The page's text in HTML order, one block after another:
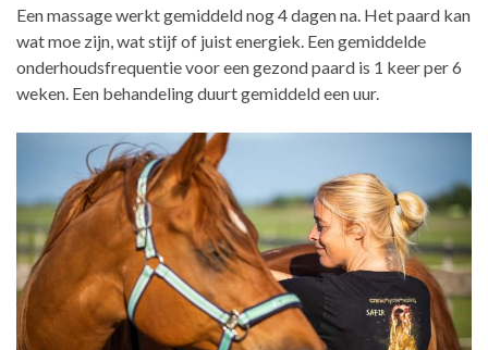
Een massage werkt gemiddeld nog 4 dagen na. Het paard kan
wat moe zijn, wat stijf of juist energiek. Een gemiddelde
onderhoudsfrequentie voor een gezond paard is 1 keer per 6
weken. Een behandeling duurt gemiddeld een uur.